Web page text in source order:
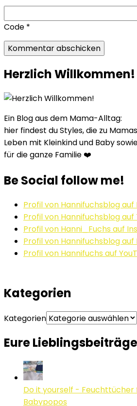
Code *
Herzlich Willkommen!
Ein Blog aus dem Mama-Alltag:
hier findest du Styles, die zu
Leben mit Kleinkind und Baby
für die ganze Familie ❤️
Be Social follow me!
Profil von Hannifuchsblog
Profil von Hannifuchsblog
Profil von Hanni_Fuchs auf
Profil von Hannifuchsblog
Profil von Hannifuchs auf
Kategorien
Kategorien
Eure Lieblingsbeiträge
Do it yourself -
Babypopos